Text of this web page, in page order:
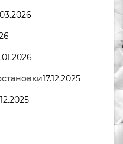
17.12.2025